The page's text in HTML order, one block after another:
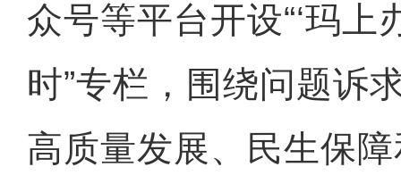
众号等平台开设“‘玛上
时”专栏，围绕问题诉
高质量发展、民生保